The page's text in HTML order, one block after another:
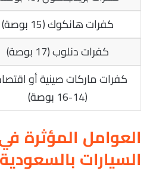
كفرات هانكوك (15 بوصة)
كفرات دنلوب (17 بوصة)
كفرات ماركات صينية أو
(14-16 بوصة)
العوامل المؤثرة
السيارات بالسعودية